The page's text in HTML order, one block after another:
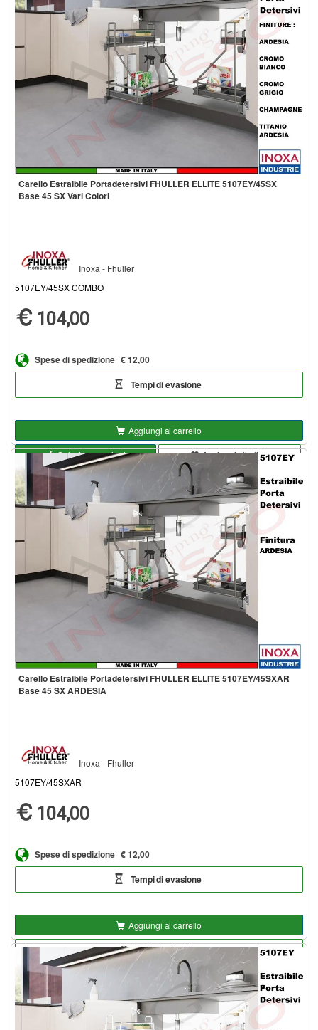
Carello Estraibile Portadetersivi FHULLER ELLITE 5107EY/45SX
Base 45 SX Vari Colori
Inoxa - Fhuller
5107EY/45SX COMBO
104,00
Spese di spedizione € 12,00
Tempi di evasione
Aggiungi al carrello
Seleziona opzioni
Aggiungi alla lista
Carello Estraibile Portadetersivi FHULLER ELLITE 5107EY/45SXAR
Base 45 SX ARDESIA
Inoxa - Fhuller
5107EY/45SXAR
104,00
Spese di spedizione € 12,00
Tempi di evasione
Aggiungi al carrello
Aggiungi alla lista